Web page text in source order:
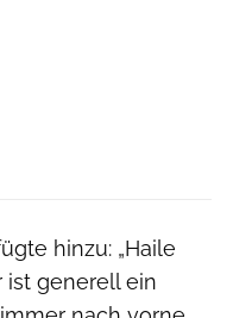
hinzu: „Haile
ist generell ein